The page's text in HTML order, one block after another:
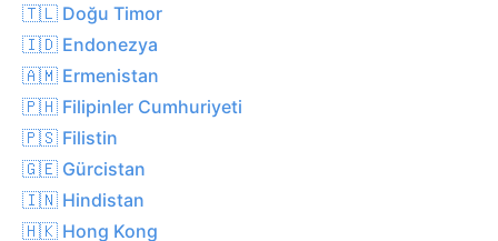
🇹🇱 Doğu Timor
🇮🇩 Endonezya
🇦🇲 Ermenistan
🇵🇭 Filipinler Cumhuriyeti
🇵🇸 Filistin
🇬🇪 Gürcistan
🇮🇳 Hindistan
🇭🇰 Hong Kong